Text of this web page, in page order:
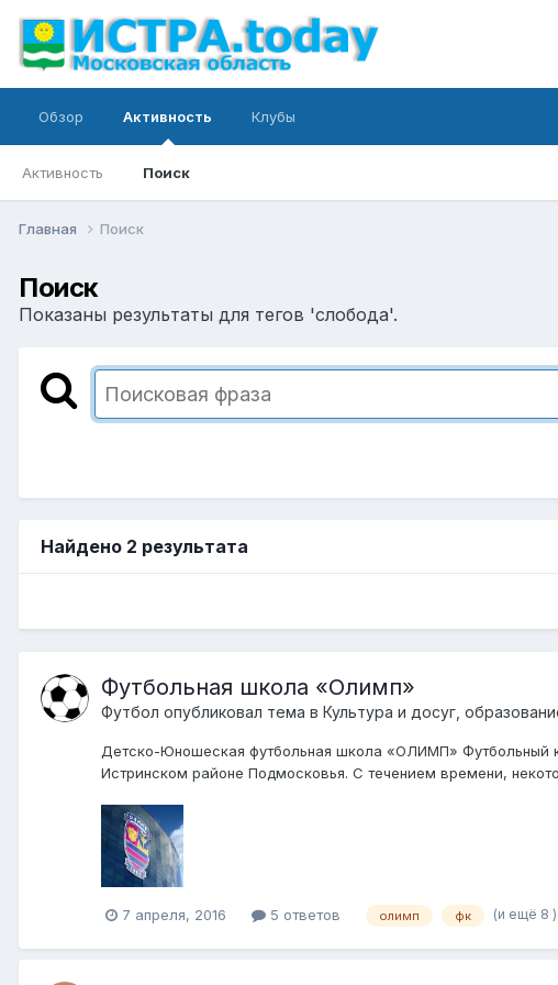
Обзор Активность
Активность Поиск
Клубы
Главная Поиск
Поиск
Показаны результаты для тегов 'слобода'.
Найдено 2 результата
Футбольная школа «Олимп»
Футбол опубликовал тема в Культура и досуг,
Детско-Юношеская футбольная школа «ОЛИМП» Футбольный
Истринском районе Подмосковья. С течением времени,
7 апреля, 2016 5 ответов олимп фк (и ещё 8 )